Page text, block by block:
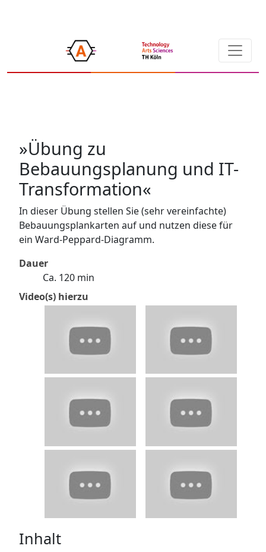
»Übung zu
Bebauungsplanung und IT-
Transformation«
In dieser Übung stellen Sie (sehr vereinfachte)
Bebauungsplankarten auf und nutzen diese für
ein Ward-Peppard-Diagramm.
Dauer
Ca. 120 min
Video(s) hierzu
Inhalt